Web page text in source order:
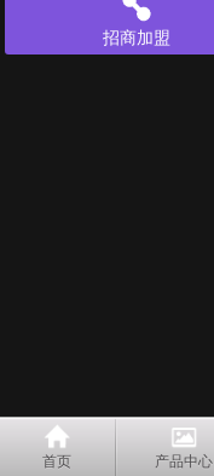
招商加盟
首页 产品中心